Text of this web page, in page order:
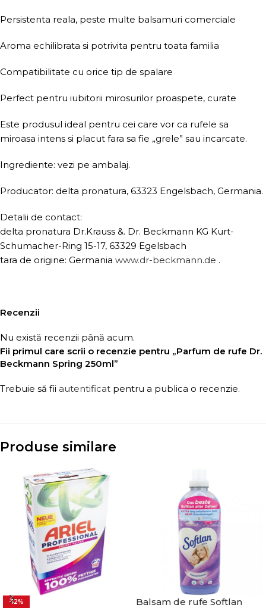
Persistenta reala, peste multe balsamuri comerciale
Aroma echilibrata si potrivita pentru toata familia
Compatibilitate cu orice tip de spalare
Perfect pentru iubitorii mirosurilor proaspete, curate
Este produsul ideal pentru cei care vor ca rufele sa
miroasa intens si placut fara sa fie „grele” sau incarcate.
Ingrediente: vezi pe ambalaj.
Producator: delta pronatura, 63323 Engelsbach, Germania.
Detalii de contact:
delta pronatura Dr.Krauss &. Dr. Beckmann KG Kurt-
Schumacher-Ring 15-17, 63329 Egelsbach
tara de origine: Germania www.dr-beckmann.de .
Recenzii
Nu există recenzii până acum.
Fii primul care scrii o recenzie pentru „Parfum de rufe Dr.
Beckmann Spring 250ml”
Trebuie să fii autentificat pentru a publica o recenzie.
Produse similare
-12%
Balsam de rufe Softlan